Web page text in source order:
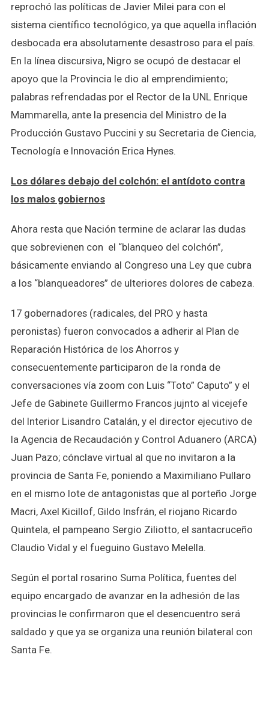
reprochó las políticas de Javier Milei para con el
sistema científico tecnológico, ya que aquella inflación
desbocada era absolutamente desastroso para el país.
En la línea discursiva, Nigro se ocupó de destacar el
apoyo que la Provincia le dio al emprendimiento;
palabras refrendadas por el Rector de la UNL Enrique
Mammarella, ante la presencia del Ministro de la
Producción Gustavo Puccini y su Secretaria de Ciencia,
Tecnología e Innovación Erica Hynes.
Los dólares debajo del colchón: el antídoto contra
los malos gobiernos
Ahora resta que Nación termine de aclarar las dudas
que sobrevienen con el “blanqueo del colchón”,
básicamente enviando al Congreso una Ley que cubra
a los “blanqueadores” de ulteriores dolores de cabeza.
17 gobernadores (radicales, del PRO y hasta
peronistas) fueron convocados a adherir al Plan de
Reparación Histórica de los Ahorros y
consecuentemente participaron de la ronda de
conversaciones vía zoom con Luis “Toto” Caputo” y el
Jefe de Gabinete Guillermo Francos jujnto al vicejefe
del Interior Lisandro Catalán, y el director ejecutivo de
la Agencia de Recaudación y Control Aduanero (ARCA)
Juan Pazo; cónclave virtual al que no invitaron a la
provincia de Santa Fe, poniendo a Maximiliano Pullaro
en el mismo lote de antagonistas que al porteño Jorge
Macri, Axel Kicillof, Gildo Insfrán, el riojano Ricardo
Quintela, el pampeano Sergio Ziliotto, el santacruceño
Claudio Vidal y el fueguino Gustavo Melella.
Según el portal rosarino Suma Política, fuentes del
equipo encargado de avanzar en la adhesión de las
provincias le confirmaron que el desencuentro será
saldado y que ya se organiza una reunión bilateral con
Santa Fe.